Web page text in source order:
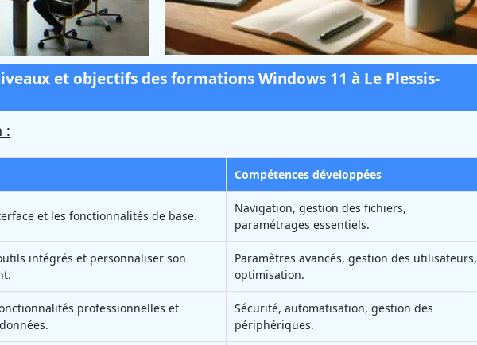
et objectifs des formations Windows 11 à Le Plessis-
:
Compétences développées
et les fonctionnalités de base.
Navigation, gestion des fichiers,
paramétrages essentiels.
intégrés et personnaliser son
Paramètres avancés, gestion des utilisateurs,
optimisation.
professionnelles et
Sécurité, automatisation, gestion des
périphériques.